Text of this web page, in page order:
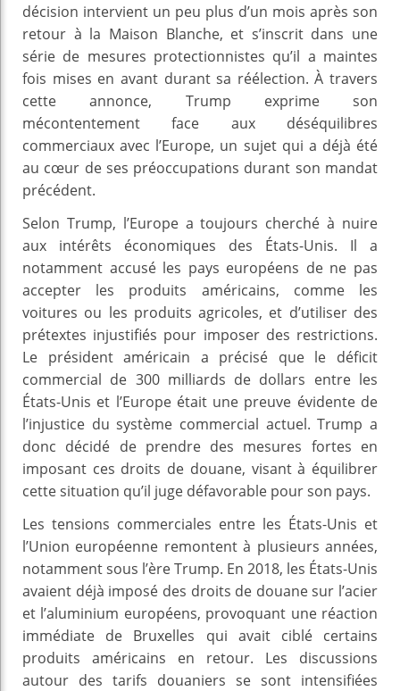
décision intervient un peu plus d’un mois après son
retour à la Maison Blanche, et s’inscrit dans une
série de mesures protectionnistes qu’il a maintes
fois mises en avant durant sa réélection. À travers
cette annonce, Trump exprime son
mécontentement face aux déséquilibres
commerciaux avec l’Europe, un sujet qui a déjà été
au cœur de ses préoccupations durant son mandat
précédent.
Selon Trump, l’Europe a toujours cherché à nuire
aux intérêts économiques des États-Unis. Il a
notamment accusé les pays européens de ne pas
accepter les produits américains, comme les
voitures ou les produits agricoles, et d’utiliser des
prétextes injustifiés pour imposer des restrictions.
Le président américain a précisé que le déficit
commercial de 300 milliards de dollars entre les
États-Unis et l’Europe était une preuve évidente de
l’injustice du système commercial actuel. Trump a
donc décidé de prendre des mesures fortes en
imposant ces droits de douane, visant à équilibrer
cette situation qu’il juge défavorable pour son pays.
Les tensions commerciales entre les États-Unis et
l’Union européenne remontent à plusieurs années,
notamment sous l’ère Trump. En 2018, les États-Unis
avaient déjà imposé des droits de douane sur l’acier
et l’aluminium européens, provoquant une réaction
immédiate de Bruxelles qui avait ciblé certains
produits américains en retour. Les discussions
autour des tarifs douaniers se sont intensifiées